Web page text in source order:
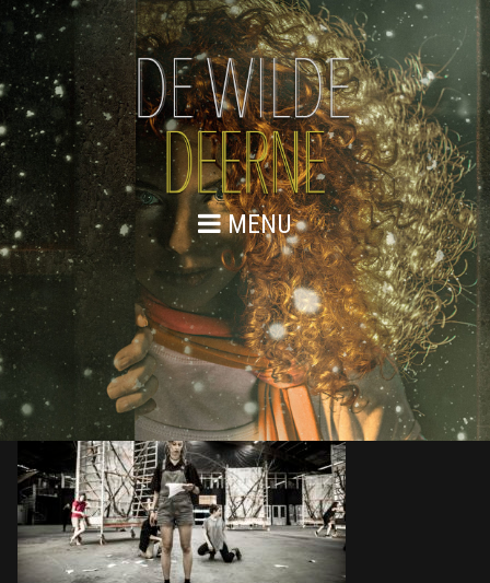
MENU
DE WILDE DEERNE – REPETITIES
WEB 138